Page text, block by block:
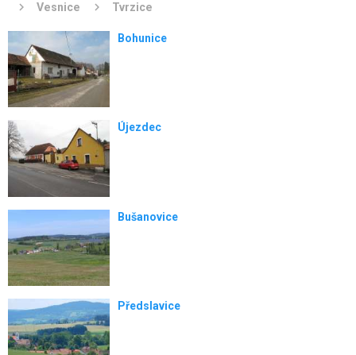
Vesnice
Tvrzice
Bohunice
Újezdec
Bušanovice
Předslavice